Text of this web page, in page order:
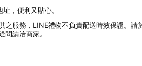
，便利又貼心。
之服務，LINE禮物不負責配送時效保證。請
問請洽商家。